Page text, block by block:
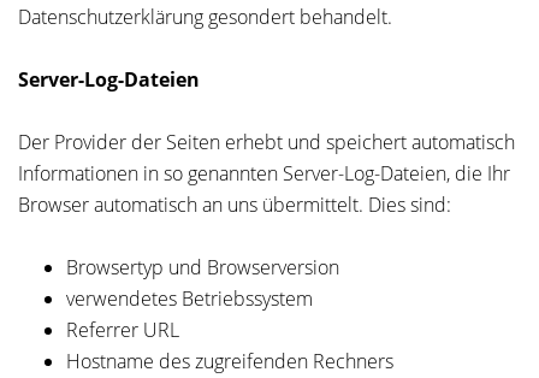
Datenschutzerklärung gesondert behandelt.
Server-Log-Dateien
Der Provider der Seiten erhebt und speichert automatisch
Informationen in so genannten Server-Log-Dateien, die Ihr
Browser automatisch an uns übermittelt. Dies sind:
Browsertyp und Browserversion
verwendetes Betriebssystem
Referrer URL
Hostname des zugreifenden Rechners